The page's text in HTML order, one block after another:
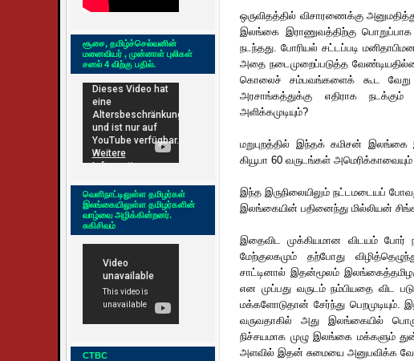
சூசை, தமிழ்ச்செல்வனின்
மனைவியர் , முன்னாள் புலிகள்
சனல் 4 விற்கு பதில்.
வெளிநாட்டிலுள்ள தமிழர்கள்
இலங்கையிலுள்ள தமிழர்களின்
வாழ்வை அழிக்கின்றனர்.
சுகிசிவம்
CTBC
ஒருவிதத்தில் விசாரணைக்கு
இலங்கை இராணுவத்திற்கு
நடந்தது. போரியல் சட்டப்படி
அதை நடைமுறைப்படுத்த
கொலைச் சம்பவங்களைக் கூட வேறு
அரசாங்கத்துக்கு எதிராக
அளிக்கமுடியும்?
மறுபுறத்தில் இந்தக் கமிசன் இலங்கை
கியூபா 60 வருடங்கள்
இந்த இருநிலையிலும் நட்டமடையப்
இலங்கையின் பதினைந்து மில்லியன்
இதைவிட முக்கியமான விடயம் போர்
மேற்குலகமும் தற்போது
சாட்டினால் இதன்மூலம்
என முப்பது வருடம் நம்பியதை விட
மக்களோடுதான் சேர்ந்து
வருவதாகில் அது இலங்கையில்
நிச்சயமாக முழு இலங்கை மக்களும்
அளவில் இதன் சுமையை அனுபவிக்க